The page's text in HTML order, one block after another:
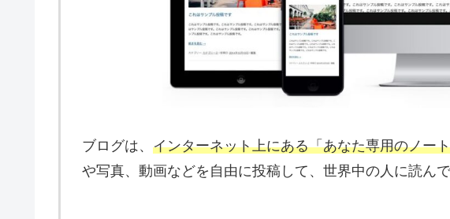
ブログは、 インターネット上にある「あなた専用のノー
や写真、動画などを自由に投稿して、世界中の人に読ん